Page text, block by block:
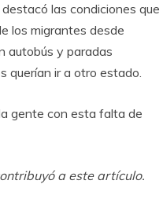
las condiciones que
los migrantes desde
autobús y paradas
querían ir a otro estado.
gente con esta falta de
a este artículo.